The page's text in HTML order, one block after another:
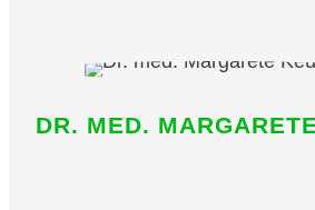
DR. MED.